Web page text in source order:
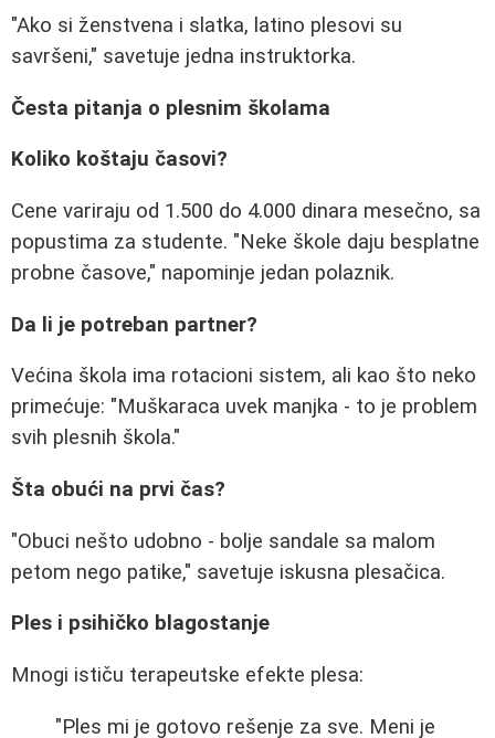
"Ako si ženstvena i slatka, latino plesovi su
savršeni," savetuje jedna instruktorka.
Česta pitanja o plesnim školama
Koliko koštaju časovi?
Cene variraju od 1.500 do 4.000 dinara mesečno, sa
popustima za studente. "Neke škole daju besplatne
probne časove," napominje jedan polaznik.
Da li je potreban partner?
Većina škola ima rotacioni sistem, ali kao što neko
primećuje: "Muškaraca uvek manjka - to je problem
svih plesnih škola."
Šta obući na prvi čas?
"Obuci nešto udobno - bolje sandale sa malom
petom nego patike," savetuje iskusna plesačica.
Ples i psihičko blagostanje
Mnogi ističu terapeutske efekte plesa:
"Ples mi je gotovo rešenje za sve. Meni je